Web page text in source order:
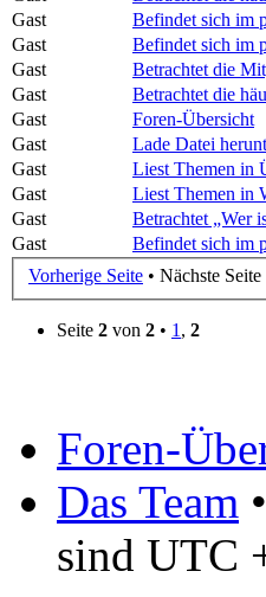
Gast
Befindet sich im
Gast
Befindet sich im
Gast
Betrachtet die
Gast
Betrachtet die
Gast
Foren-Übersicht
Gast
Lade Datei
Gast
Liest Themen in
Gast
Liest Themen in
Gast
Betrachtet „Wer
Gast
Befindet sich im
Vorherige Seite • Nächste Seite
Seite 2 von 2 • 1 , 2
Foren-
Das Team •
sind UTC